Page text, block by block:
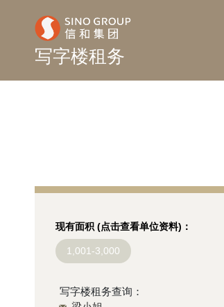
写字楼租务
现有面积 (点击查看单位资料)：
1,001-3,000
写字楼租务查询：